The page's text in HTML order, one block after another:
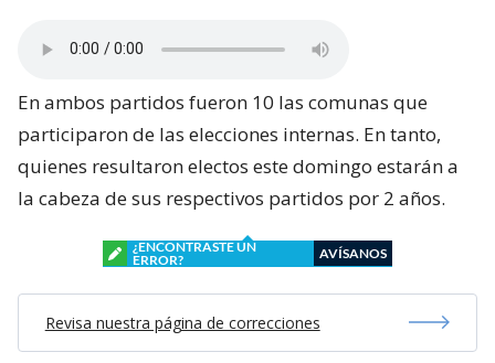
En ambos partidos fueron 10 las comunas que
participaron de las elecciones internas. En tanto,
quienes resultaron electos este domingo estarán a
la cabeza de sus respectivos partidos por 2 años.
¿ENCONTRASTE UN
ERROR?
AVÍSANOS
Revisa nuestra página de correcciones